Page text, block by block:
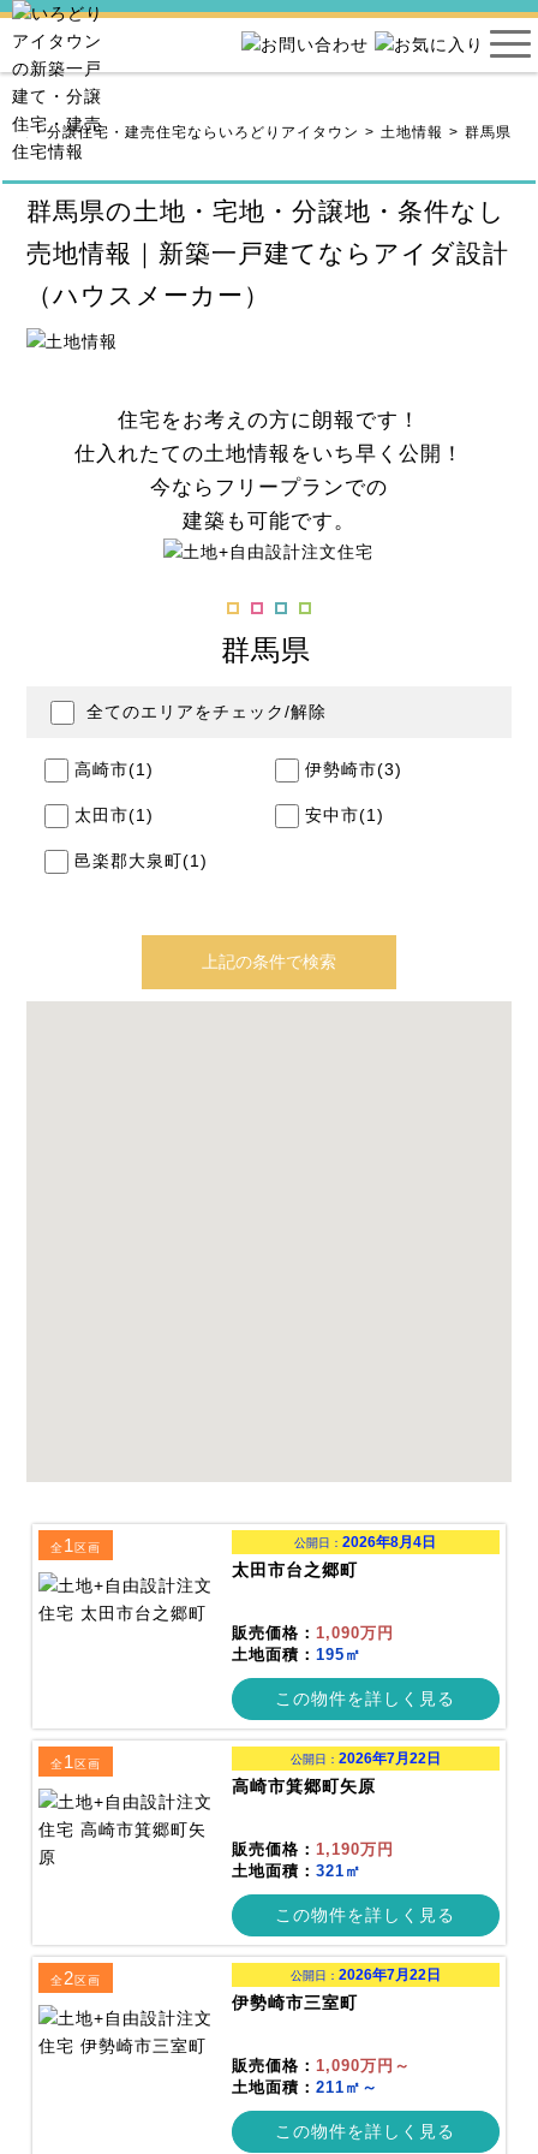
て・分譲住宅・建売住宅ならいろどりアイタウン 土地情報 群馬県
群馬県の土地・宅地・分譲地・条件なし
売地情報｜新築一戸建てならアイダ設計
（ハウスメーカー）
住宅をお考えの方に朗報です！
仕入れたての土地情報をいち早く公開！
今ならフリープランでの
建築も可能です。
群馬県
全てのエリアをチェック/解除
高崎市(1) 伊勢崎市(3)
太田市(1) 安中市(1)
邑楽郡大泉町(1)
上記の条件で検索
全1区画 公開日：2026年8月4日
太田市台之郷町
販売価格：1,090万円
土地面積：195㎡
この物件を詳しく見る
全1区画 公開日： 2026年7月22日
高崎市箕郷町矢原
販売価格：1,190万円
土地面積：321㎡
この物件を詳しく見る
全2区画 公開日： 2026年7月22日
伊勢崎市三室町
販売価格：1,090万円～
土地面積：211㎡～
この物件を詳しく見る